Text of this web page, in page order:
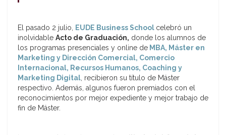
El pasado 2 julio, EUDE Business School celebró un
inolvidable Acto de Graduación, donde los alumnos de
los programas presenciales y online de MBA, Máster en
Marketing y Dirección Comercial, Comercio
Internacional, Recursos Humanos, Coaching y
Marketing Digital, recibieron su título de Máster
respectivo. Además, algunos fueron premiados con el
reconocimientos por mejor expediente y mejor trabajo de
fin de Máster.